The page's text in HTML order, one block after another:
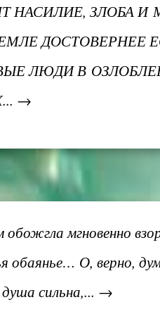
НАСИЛИЕ, ЗЛОБА И
ДОСТОВЕРНЕЕ
ЛЮДИ В
→
мгновенно
обаянье… О, верно,
сильна,... →